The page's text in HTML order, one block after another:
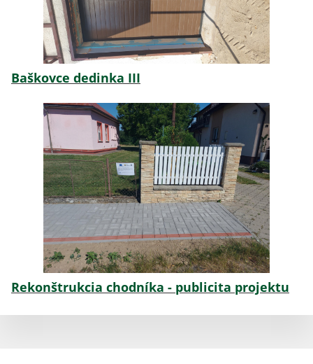
Baškovce dedinka III
Rekonštrukcia chodníka - publicita projektu